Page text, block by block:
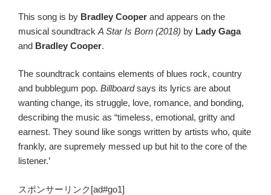
This song is by Bradley Cooper and appears on the
musical soundtrack A Star Is Born (2018) by Lady Gaga
and Bradley Cooper.
The soundtrack contains elements of blues rock, country
and bubblegum pop. Billboardsays its lyrics are about
wanting change, its struggle, love, romance, and bonding,
describing the music as “timeless, emotional, gritty and
earnest. They sound like songs written by artists who, quite
frankly, are supremely messed up but hit to the core of the
listener.’
スポンサーリンク[ad#go1]